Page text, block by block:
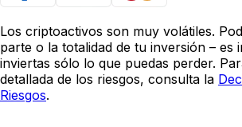
Los criptoactivos son muy volátiles.
parte o la totalidad de tu inversión – es
inviertas sólo lo que puedas perder.
detallada de los riesgos, consulta la
Riesgos.